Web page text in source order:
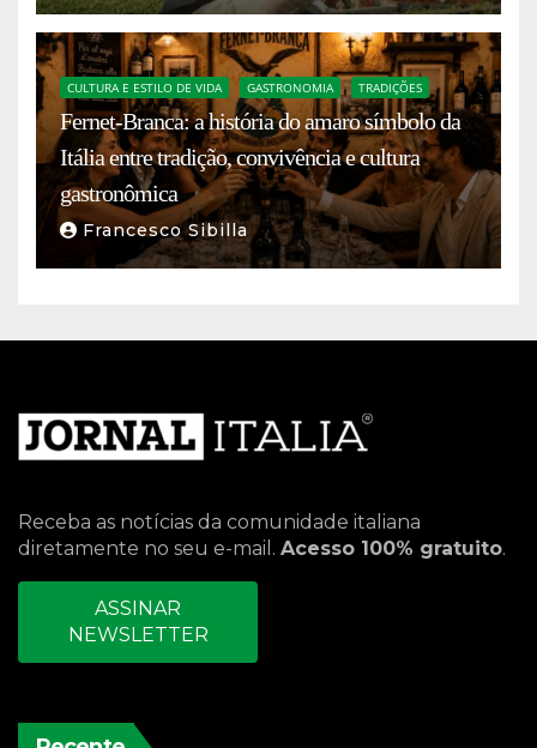
CULTURA E ESTILO DE VIDA GASTRONOMIA TRADIÇÕES
Fernet-Branca: a história do amaro símbolo da
Itália entre tradição, convivência e cultura
gastronômica
Francesco Sibilla
Receba as notícias da comunidade italiana
diretamente no seu e-mail. Acesso 100% gratuito.
ASSINAR
NEWSLETTER